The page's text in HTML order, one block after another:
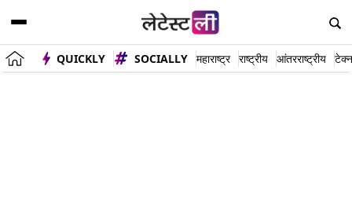
QUICKLY SOCIALLY महाराष्ट्र राष्ट्रीय आंतरराष्ट्रीय